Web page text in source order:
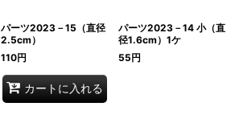
パーツ2023－15（直径
2.5cm）
110円
カートに入れる
パーツ2023－14 小（直
径1.6cm）1ケ
55円